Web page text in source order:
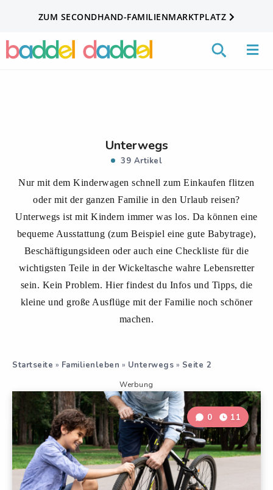
ZUM SECONDHAND-FAMILIENMARKTPLATZ
Unterwegs
39 Artikel
Nur mit dem Kinderwagen schnell zum Einkaufen flitzen
oder mit der ganzen Familie in den Urlaub reisen?
Unterwegs ist mit Kindern immer was los. Da können eine
bequeme Ausstattung (zum Beispiel eine gute Babytrage),
Beschäftigungsideen oder auch eine Checkliste für die
wichtigsten Teile in der Wickeltasche wahre Lebensretter
sein. Kein Problem. Hier findest du Infos und Tipps, die
kleine und große Ausflüge mit der Familie noch schöner
machen.
Startseite » Familienleben » Unterwegs » Seite 2
Werbung
0 11